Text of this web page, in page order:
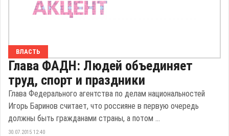
ВЛАСТЬ
Глава ФАДН: Людей объединяет
труд, спорт и праздники
Глава Федерального агентства по делам национальностей
Игорь Баринов считает, что россияне в первую очередь
должны быть гражданами страны, а потом ...
30.07.2015 12:40